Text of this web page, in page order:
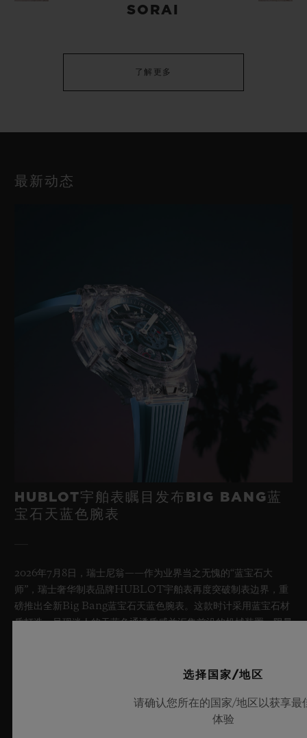
SORAI
了解更多
最新动态
HUBLOT宇舶表瞩目发布BIG BANG蓝
宝石天蓝色腕表
2026年7月8日，瑞士尼翁——作为业界当之无愧的“蓝宝石大
师”，瑞士奢华制表品牌HUBLOT宇舶表再度突破制表边界，重
磅推出全新Big Bang蓝宝石天蓝色腕表。这款时计采用蓝宝石材
质打造，呈现迷人的天蓝色通透质感并汇集前沿的机械装置，限量
选择国家/地区
请确认您所在的国家/地区以获享最
体验